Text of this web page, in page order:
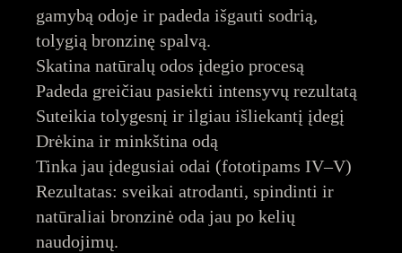
gamybą odoje ir padeda išgauti sodrią,
tolygią bronzinę spalvą.
Skatina natūralų odos įdegio procesą
Padeda greičiau pasiekti intensyvų rezultatą
Suteikia tolygesnį ir ilgiau išliekantį įdegį
Drėkina ir minkština odą
Tinka jau įdegusiai odai (fototipams IV–V)
Rezultatas: sveikai atrodanti, spindinti ir
natūraliai bronzinė oda jau po kelių
naudojimų.